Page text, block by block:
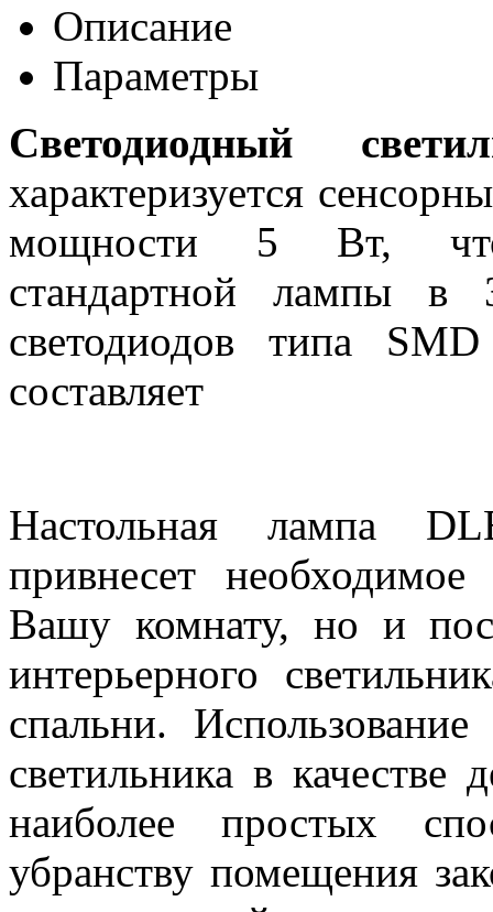
Описание
Параметры
Светодиодный
характеризуется
мощности 5 Вт, что
стандартной лампы
светодиодов типа
составляет
Настольная лампа
привнесет
Вашу комнату, но и
интерьерного
спальни. Использование
светильника в качестве
наиболее простых
убранству помещения